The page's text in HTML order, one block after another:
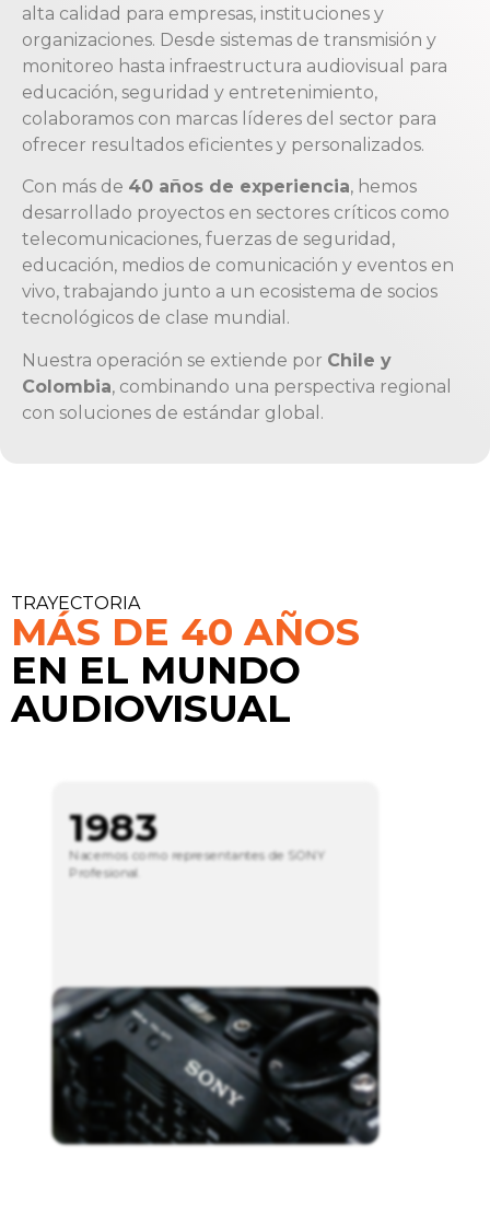
alta calidad para empresas, instituciones y
organizaciones. Desde sistemas de transmisión y
monitoreo hasta infraestructura audiovisual para
educación, seguridad y entretenimiento,
colaboramos con marcas líderes del sector para
ofrecer resultados eficientes y personalizados.
Con más de 40 años de experiencia, hemos
desarrollado proyectos en sectores críticos como
telecomunicaciones, fuerzas de seguridad,
educación, medios de comunicación y eventos en
vivo, trabajando junto a un ecosistema de socios
tecnológicos de clase mundial.
Nuestra operación se extiende por Chile y
Colombia, combinando una perspectiva regional
con soluciones de estándar global.
TRAYECTORIA
MÁS DE 40 AÑOS
EN EL MUNDO
AUDIOVISUAL
1983
Nacemos como representantes de SONY
Profesional.